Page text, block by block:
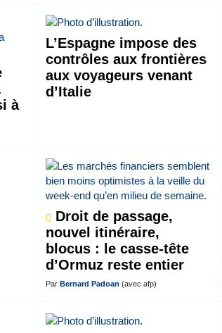
à
L’Espagne impose des
contrôles aux frontières
aux voyageurs venant
d’Italie
Droit de passage,
nouvel itinéraire,
blocus : le casse-tête
d’Ormuz reste entier
ParBernard Padoan (avec afp)